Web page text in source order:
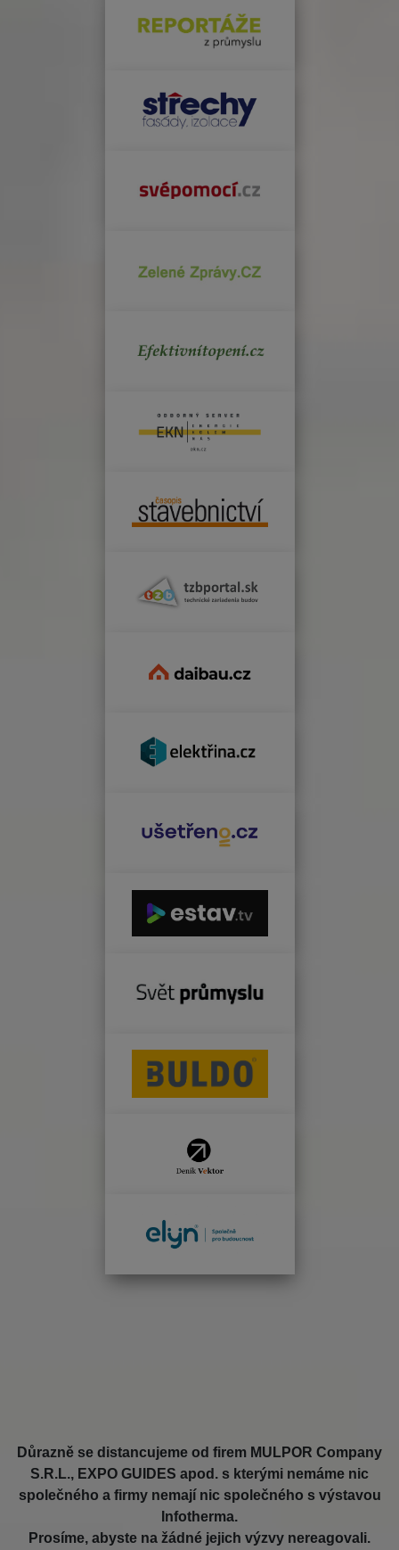
Důrazně se distancujeme od firem MULPOR Company
S.R.L., EXPO GUIDES apod. s kterými nemáme nic
společného a firmy nemají nic společného s výstavou
Infotherma.
Prosíme, abyste na žádné jejich výzvy nereagovali.